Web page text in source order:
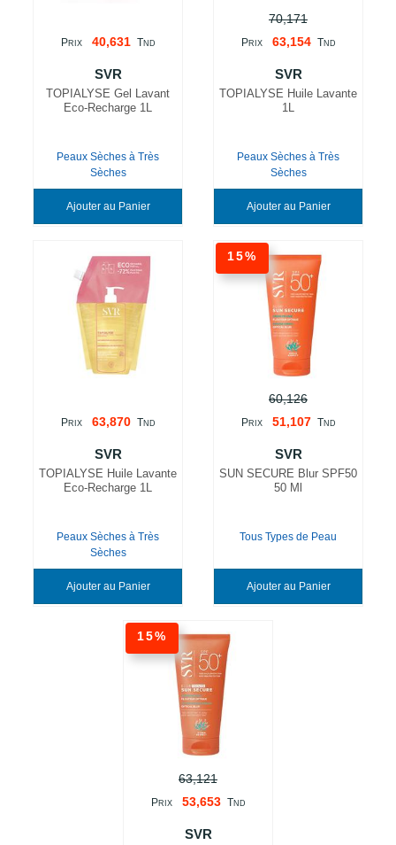
PRIX 40,631 TND
SVR
TOPIALYSE Gel Lavant
Eco-Recharge 1L
Peaux Sèches à Très
Sèches
Ajouter au Panier
70,171
PRIX 63,154 TND
SVR
TOPIALYSE Huile Lavante
1L
Peaux Sèches à Très
Sèches
Ajouter au Panier
PRIX 63,870 TND
SVR
TOPIALYSE Huile Lavante
Eco-Recharge 1L
Peaux Sèches à Très
Sèches
Ajouter au Panier
15%
60,126
PRIX 51,107 TND
SVR
SUN SECURE Blur SPF50
50 Ml
Tous Types de Peau
Ajouter au Panier
15%
63,121
PRIX 53,653 TND
SVR